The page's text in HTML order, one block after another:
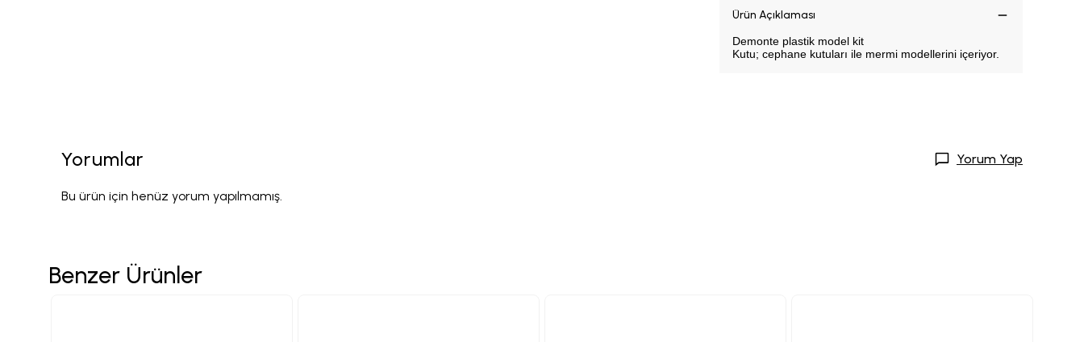
Ürün Açıklaması
Demonte plastik model kit
Kutu; cephane kutuları ile mermi modellerini içeriyor.
Yorumlar Yorum Yap
Bu ürün için henüz yorum yapılmamış.
Benzer Ürünler